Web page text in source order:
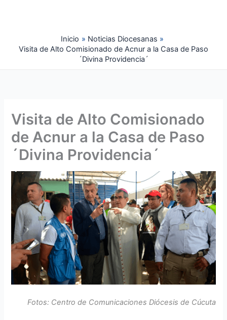
Inicio
Noticias Diocesanas
Visita de Alto Comisionado de Acnur a la Casa de Paso
´Divina Providencia´
Visita de Alto Comisionado
de Acnur a la Casa de Paso
´Divina Providencia´
Fotos: Centro de Comunicaciones Diócesis de Cúcuta